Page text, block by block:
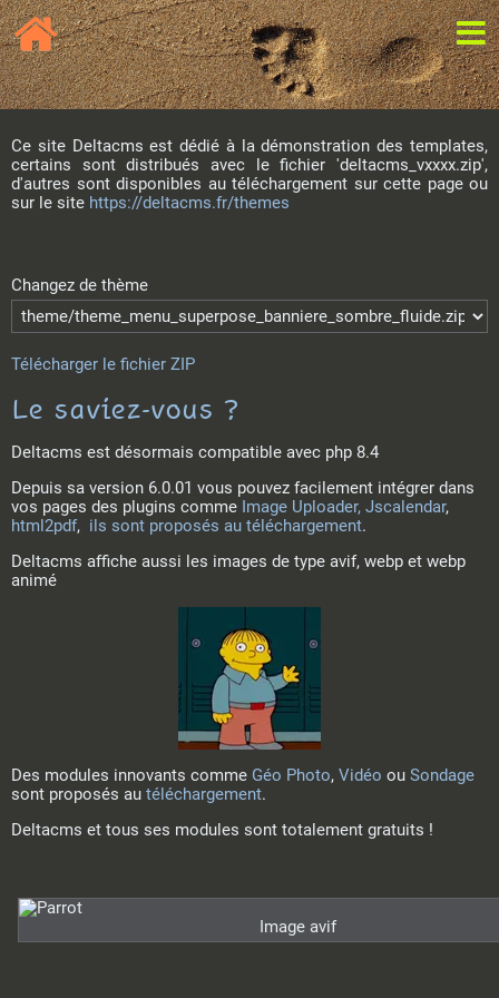
Ce site Deltacms est dédié à la démonstration des templates,
certains sont distribués avec le fichier 'deltacms_vxxxx.zip',
d'autres sont disponibles au téléchargement sur cette page ou
sur le site https://deltacms.fr/themes
Changez de thème
Télécharger le fichier ZIP
Le saviez-vous ?
Deltacms est désormais compatible avec php 8.4
Depuis sa version 6.0.01 vous pouvez facilement intégrer dans
vos pages des plugins comme Image Uploader, Jscalendar,
html2pdf, ils sont proposés au téléchargement.
Deltacms affiche aussi les images de type avif, webp et webp
animé
Des modules innovants comme Géo Photo, Vidéo ou Sondage
sont proposés au téléchargement.
Deltacms et tous ses modules sont totalement gratuits !
Image avif